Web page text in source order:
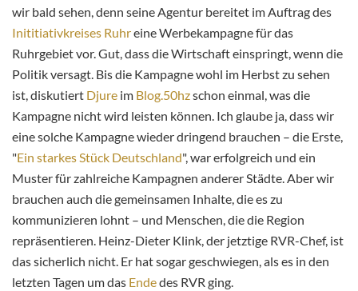
wir bald sehen, denn seine Agentur bereitet im Auftrag des
Inititiativkreises Ruhreine Werbekampagne für das
Ruhrgebiet vor. Gut, dass die Wirtschaft einspringt, wenn die
Politik versagt. Bis die Kampagne wohl im Herbst zu sehen
ist, diskutiert Djure im Blog.50hzschon einmal, was die
Kampagne nicht wird leisten können. Ich glaube ja, dass wir
eine solche Kampagne wieder dringend brauchen – die Erste,
"Ein starkes Stück Deutschland", war erfolgreich und ein
Muster für zahlreiche Kampagnen anderer Städte. Aber wir
brauchen auch die gemeinsamen Inhalte, die es zu
kommunizieren lohnt – und Menschen, die die Region
repräsentieren. Heinz-Dieter Klink, der jetztige RVR-Chef, ist
das sicherlich nicht. Er hat sogar geschwiegen, als es in den
letzten Tagen um das Endedes RVR ging.